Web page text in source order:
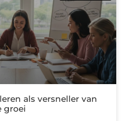
als versneller van
groei